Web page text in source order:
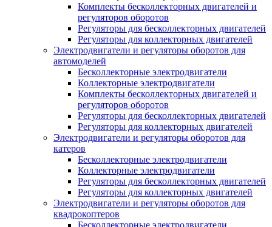
Комплекты бесколлекторных двигателей и
регуляторов оборотов
Регуляторы для бесколлекторных двигателей
Регуляторы для коллекторных двигателей
Электродвигатели и регуляторы оборотов для
автомоделей
Бесколлекторные электродвигатели
Коллекторные электродвигатели
Комплекты бесколлекторных двигателей и
регуляторов оборотов
Регуляторы для бесколлекторных двигателей
Регуляторы для коллекторных двигателей
Электродвигатели и регуляторы оборотов для
катеров
Бесколлекторные электродвигатели
Коллекторные электродвигатели
Регуляторы для бесколлекторных двигателей
Регуляторы для коллекторных двигателей
Электродвигатели и регуляторы оборотов для
квадрокоптеров
Бесколлекторные электродвигатели